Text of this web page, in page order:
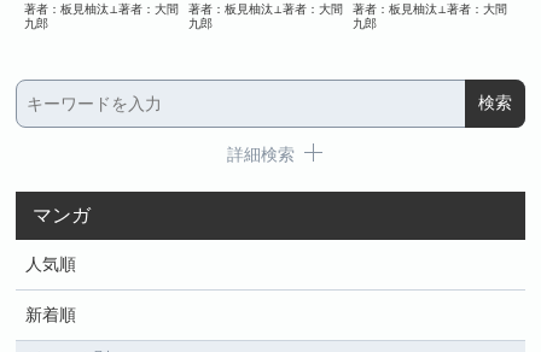
著者：板見柚汰⊥著者：大間
九郎
著者：板見柚汰⊥著者：大間
九郎
著者：板見柚汰⊥著者：大間
九郎
詳細検索
マンガ
人気順
新着順